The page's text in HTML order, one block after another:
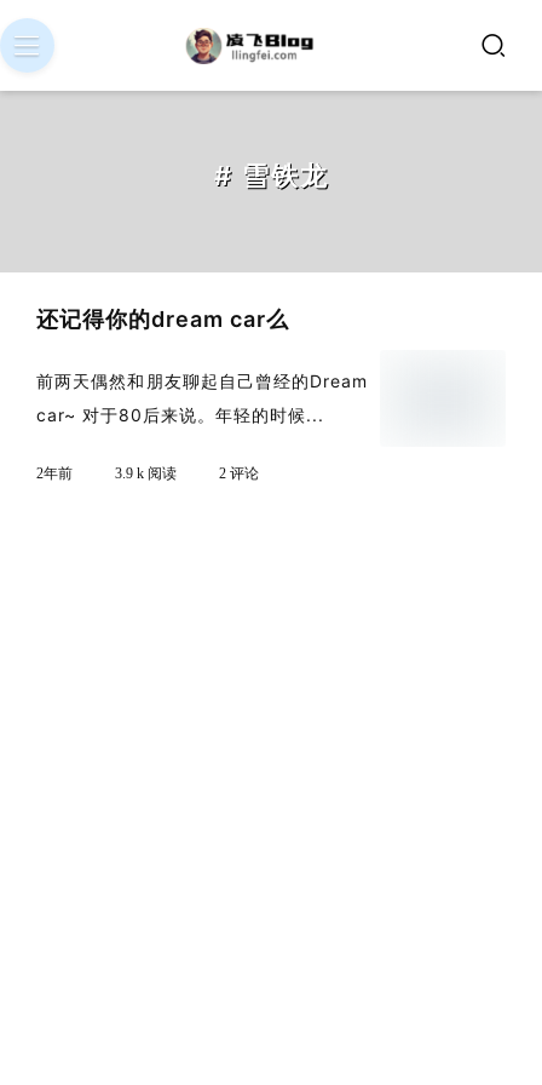
# 雪铁龙
还记得你的dream car么
前两天偶然和朋友聊起自己曾经的Dream
car~ 对于80后来说。年轻的时候...
2年前 3.9 k 阅读 2 评论